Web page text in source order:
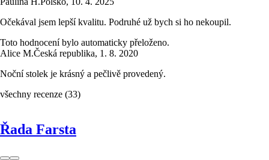
Očekával jsem lepší kvalitu. Podruhé už bych si ho nekoupil.
Toto hodnocení bylo automaticky přeloženo.
Alice M.Česká republika, 1. 8. 2020
Noční stolek je krásný a pečlivě provedený.
všechny recenze (33)
Řada Farsta